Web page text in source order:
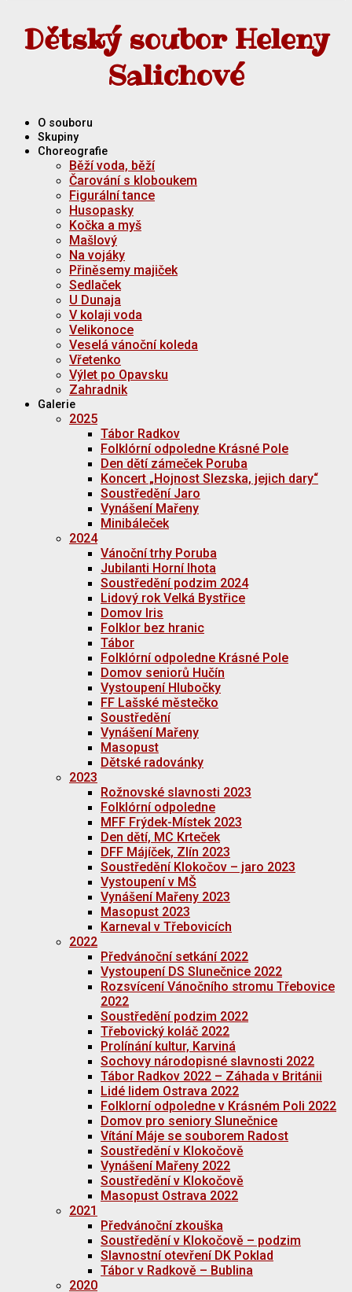
Dětský soubor Heleny
Salichové
O souboru
Skupiny
Choreografie
Běží voda, běží
Čarování s kloboukem
Figurální tance
Husopasky
Kočka a myš
Mašlový
Na vojáky
Přiněsemy majiček
Sedlaček
U Dunaja
V kolaji voda
Velikonoce
Veselá vánoční koleda
Vřetenko
Výlet po Opavsku
Zahradnik
Galerie
2025
Tábor Radkov
Folklórní odpoledne Krásné Pole
Den dětí zámeček Poruba
Koncert „Hojnost Slezska, jejich dary“
Soustředění Jaro
Vynášení Mařeny
Minibáleček
2024
Vánoční trhy Poruba
Jubilanti Horní lhota
Soustředění podzim 2024
Lidový rok Velká Bystřice
Domov Iris
Folklor bez hranic
Tábor
Folklórní odpoledne Krásné Pole
Domov seniorů Hučín
Vystoupení Hlubočky
FF Lašské městečko
Soustředění
Vynášení Mařeny
Masopust
Dětské radovánky
2023
Rožnovské slavnosti 2023
Folklórní odpoledne
MFF Frýdek-Místek 2023
Den dětí, MC Krteček
DFF Májíček, Zlín 2023
Soustředění Klokočov – jaro 2023
Vystoupení v MŠ
Vynášení Mařeny 2023
Masopust 2023
Karneval v Třebovicích
2022
Předvánoční setkání 2022
Vystoupení DS Slunečnice 2022
Rozsvícení Vánočního stromu Třebovice
2022
Soustředění podzim 2022
Třebovický koláč 2022
Prolínání kultur, Karviná
Sochovy národopisné slavnosti 2022
Tábor Radkov 2022 – Záhada v Británii
Lidé lidem Ostrava 2022
Folklorní odpoledne v Krásném Poli 2022
Domov pro seniory Slunečnice
Vítání Máje se souborem Radost
Soustředění v Klokočově
Vynášení Mařeny 2022
Soustředění v Klokočově
Masopust Ostrava 2022
2021
Předvánoční zkouška
Soustředění v Klokočově – podzim
Slavnostní otevření DK Poklad
Tábor v Radkově – Bublina
2020